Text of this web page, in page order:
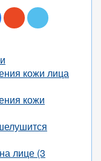
кожи лица
кожи
лице (3